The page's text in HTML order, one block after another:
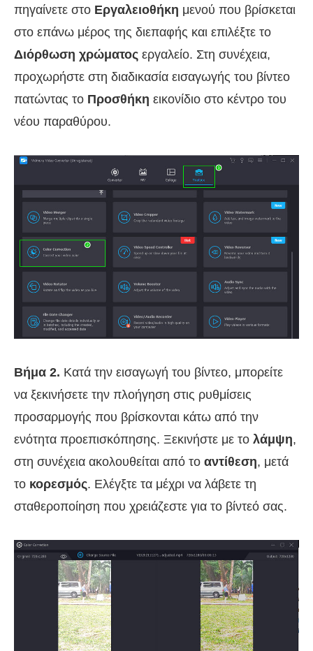
πηγαίνετε στο Εργαλειοθήκη μενού που βρίσκεται
στο επάνω μέρος της διεπαφής και επιλέξτε το
Διόρθωση χρώματος εργαλείο. Στη συνέχεια,
προχωρήστε στη διαδικασία εισαγωγής του βίντεο
πατώντας το Προσθήκη εικονίδιο στο κέντρο του
νέου παραθύρου.
Βήμα 2. Κατά την εισαγωγή του βίντεο, μπορείτε
να ξεκινήσετε την πλοήγηση στις ρυθμίσεις
προσαρμογής που βρίσκονται κάτω από την
ενότητα προεπισκόπησης. Ξεκινήστε με το λάμψη,
στη συνέχεια ακολουθείται από το αντίθεση, μετά
το κορεσμός. Ελέγξτε τα μέχρι να λάβετε τη
σταθεροποίηση που χρειάζεστε για το βίντεό σας.